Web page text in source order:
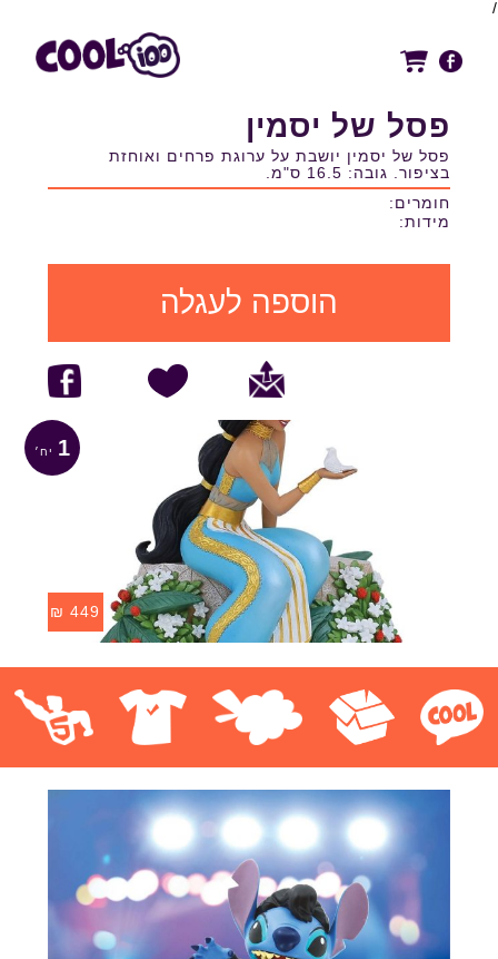
/
פסל של יסמין
פסל של יסמין יושבת על ערוגת פרחים ואוחזת
בציפור. גובה: 16.5 ס"מ.
חומרים:
מידות:
הוספה לעגלה
1
449
₪
אספנות בובות פרווה חולצות